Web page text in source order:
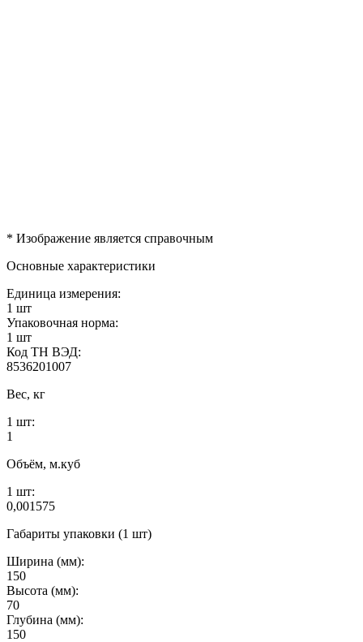
* Изображение является справочным
Основные характеристики
Единица измерения:
1 шт
Упаковочная норма:
1 шт
Код ТН ВЭД:
8536201007
Вес, кг
1 шт:
1
Объём, м.куб
1 шт:
0,001575
Габариты упаковки (1 шт)
Ширина (мм):
150
Высота (мм):
70
Глубина (мм):
150